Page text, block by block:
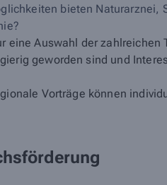
bieten Naturarznei,
eine Auswahl der zahlreichen
geworden sind und
Vorträge können